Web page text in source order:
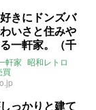
きにドンズバ
いさと住みや
一軒家。（千
㎡の売買物
軒家 昭和レトロ
買
っかりと建て